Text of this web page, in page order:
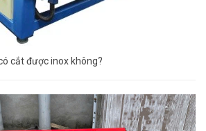
cắt được inox không?